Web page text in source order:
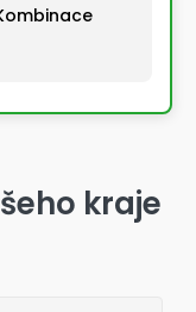
kraje